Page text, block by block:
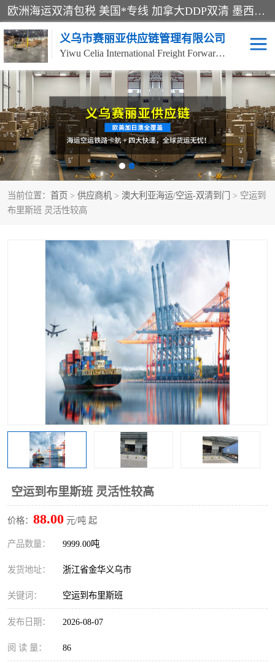
欧洲海运双清包税 美国*专线 加拿大DDP双清 墨西哥跨境空运 澳大利亚专线物流 跨境电商物流服务 国际快递到门服务 海运*渠道 一站式跨境物流解决方案 TikTok/SHEIN专线 电商平台FBA头程运输 国际铁路运输欧洲 UPS/DDHL/联邦快递跨境 美国双清到门物流 跨境*运输
义乌市赛丽亚供应链管理有限公司
Yiwu Celia International Freight Forwarding Co., Ltd
当前位置： 首页 > 供应商机 > 澳大利亚海运/空运-双清到门
> 空运到
布里斯班 灵活性较高
空运到布里斯班 灵活性较高
价格： 88.00 元/吨 起
产品数量： 9999.00吨
发货地址： 浙江省金华义乌市
关键词： 空运到布里斯班
发布日期： 2026-08-07
阅 读 量： 86
美森快船 欧洲卡航
加拿大海运/空运-双清到
门
澳大利亚海运/空运-双清
到门
墨西哥海运/空运-双清到
门